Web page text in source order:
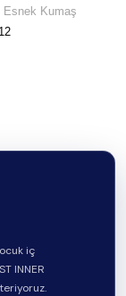
Vücudu
iç
INNER